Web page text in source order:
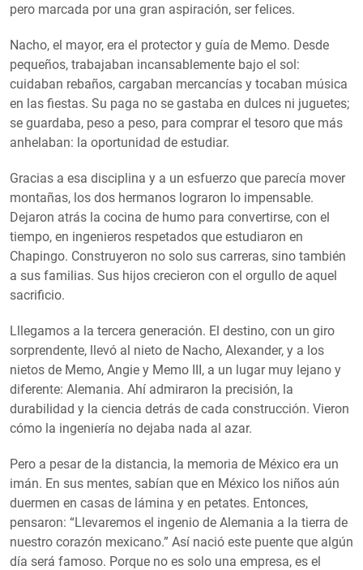
pero marcada por una gran aspiración, ser felices.
Nacho, el mayor, era el protector y guía de Memo. Desde
pequeños, trabajaban incansablemente bajo el sol:
cuidaban rebaños, cargaban mercancías y tocaban música
en las fiestas. Su paga no se gastaba en dulces ni juguetes;
se guardaba, peso a peso, para comprar el tesoro que más
anhelaban: la oportunidad de estudiar.
Gracias a esa disciplina y a un esfuerzo que parecía mover
montañas, los dos hermanos lograron lo impensable.
Dejaron atrás la cocina de humo para convertirse, con el
tiempo, en ingenieros respetados que estudiaron en
Chapingo. Construyeron no solo sus carreras, sino también
a sus familias. Sus hijos crecieron con el orgullo de aquel
sacrificio.
Lllegamos a la tercera generación. El destino, con un giro
sorprendente, llevó al nieto de Nacho, Alexander, y a los
nietos de Memo, Angie y Memo III, a un lugar muy lejano y
diferente: Alemania. Ahí admiraron la precisión, la
durabilidad y la ciencia detrás de cada construcción. Vieron
cómo la ingeniería no dejaba nada al azar.
Pero a pesar de la distancia, la memoria de México era un
imán. En sus mentes, sabían que en México los niños aún
duermen en casas de lámina y en petates. Entonces,
pensaron: “Llevaremos el ingenio de Alemania a la tierra de
nuestro corazón mexicano.” Así nació este puente que algún
día será famoso. Porque no es solo una empresa, es el